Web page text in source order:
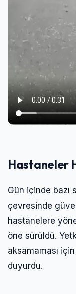
Hastaneler
Gün içinde bazı
çevresinde
hastanelere
öne sürüldü.
aksamaması
duyurdu.